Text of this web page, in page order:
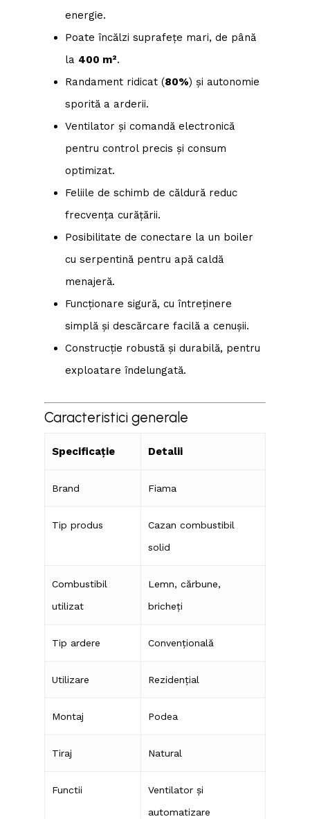
energie.
Poate încălzi suprafețe mari, de până
la 400 m².
Randament ridicat (80%) și autonomie
sporită a arderii.
Ventilator și comandă electronică
pentru control precis și consum
optimizat.
Feliile de schimb de căldură reduc
frecvența curățării.
Posibilitate de conectare la un boiler
cu serpentină pentru apă caldă
menajeră.
Funcționare sigură, cu întreținere
simplă și descărcare facilă a cenușii.
Construcție robustă și durabilă, pentru
exploatare îndelungată.
Caracteristici generale
Specificație Detalii
Brand Fiama
Tip produs
Cazan combustibil
solid
Combustibil
utilizat
Lemn, cărbune,
bricheți
Tip ardere Convențională
Utilizare Rezidențial
Montaj Podea
Tiraj Natural
Functii
Ventilator și
automatizare